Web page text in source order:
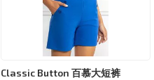
Classic Button 百慕大短裤